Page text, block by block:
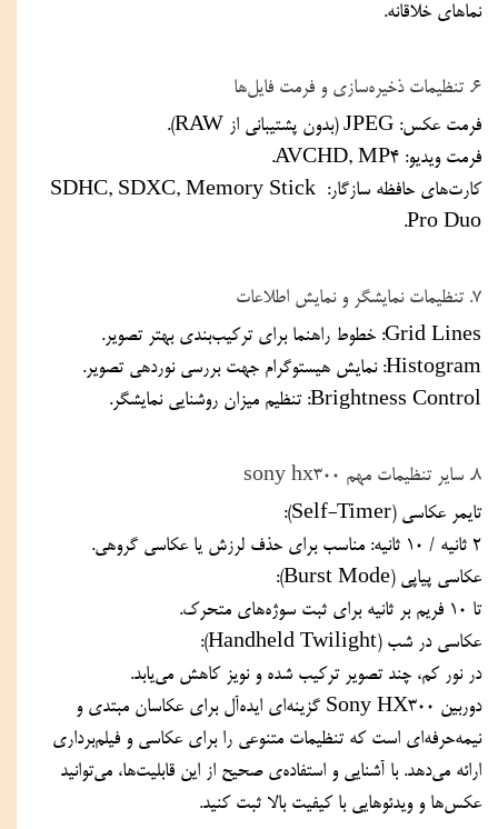
نماهای خلاقانه.
۶. تنظیمات ذخیره‌سازی و فرمت فایل‌ها
فرمت عکس: JPEG (بدون پشتیبانی از RAW).
فرمت ویدیو: AVCHD, MP4.
کارت‌های حافظه سازگار: SDHC, SDXC, Memory Stick
Pro Duo.
۷. تنظیمات نمایشگر و نمایش اطلاعات
Grid Lines: خطوط راهنما برای ترکیب‌بندی بهتر تصویر.
Histogram: نمایش هیستوگرام جهت بررسی نوردهی تصویر.
Brightness Control: تنظیم میزان روشنایی نمایشگر.
۸. سایر تنظیمات مهم sony hx300
تایمر عکاسی (Self-Timer):
۲ ثانیه / ۱۰ ثانیه: مناسب برای حذف لرزش یا عکاسی گروهی.
عکاسی پیاپی (Burst Mode):
تا ۱۰ فریم بر ثانیه برای ثبت سوژه‌های متحرک.
عکاسی در شب (Handheld Twilight):
در نور کم، چند تصویر ترکیب شده و نویز کاهش می‌یابد.
عکس‌ها و ویدئوهایی با کیفیت بالا ثبت کنید.